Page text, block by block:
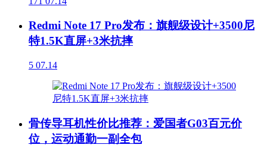
Redmi Note 17 Pro发布：旗舰级设计+3500尼
特1.5K直屏+3米抗摔
5 07.14
骨传导耳机性价比推荐：爱国者G03百元价
位，运动通勤一副全包